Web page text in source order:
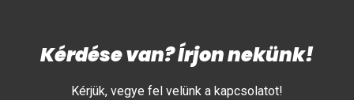
Kérdése van? Írjon nekünk!
Kérjük, vegye fel velünk a kapcsolatot!